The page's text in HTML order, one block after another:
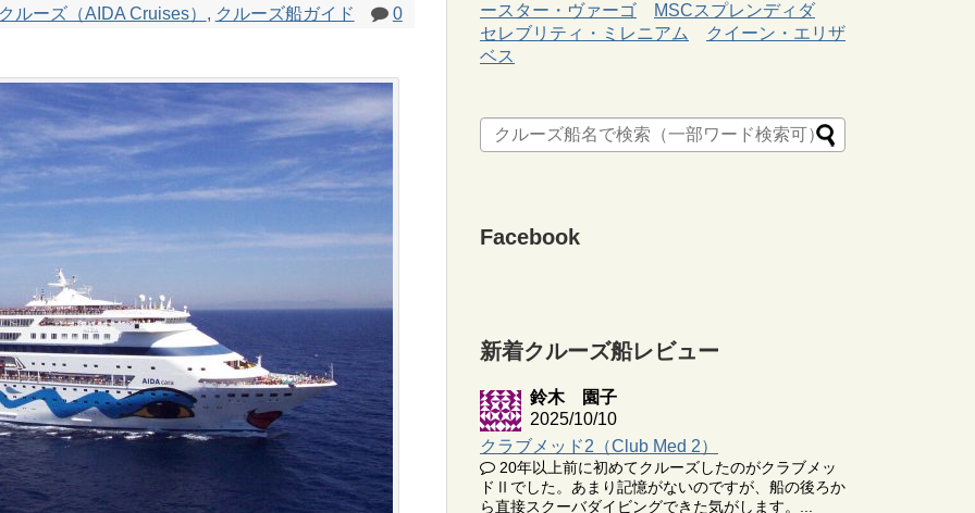
ルーズ（AIDA Cruises） , クルーズ船ガイド 0
ースター・ヴァーゴ
MSCスプレンディダ
セレブリティ・ミレニアム
クイーン・エリザ
ベス
Facebook
新着クルーズ船レビュー
鈴木 園子
2025/10/10
クラブメッド2（Club Med 2）
20年以上前に初めてクルーズしたのがクラブメッ
ドⅡでした。あまり記憶がないのですが、船の後ろか
ら直接スクーバダイビングできた気がします。...